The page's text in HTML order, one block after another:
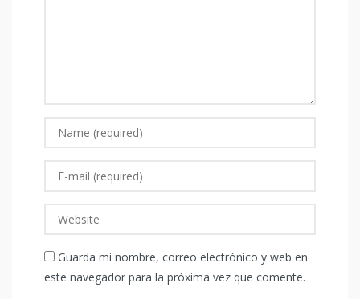
Guarda mi nombre, correo electrónico y web en
este navegador para la próxima vez que comente.